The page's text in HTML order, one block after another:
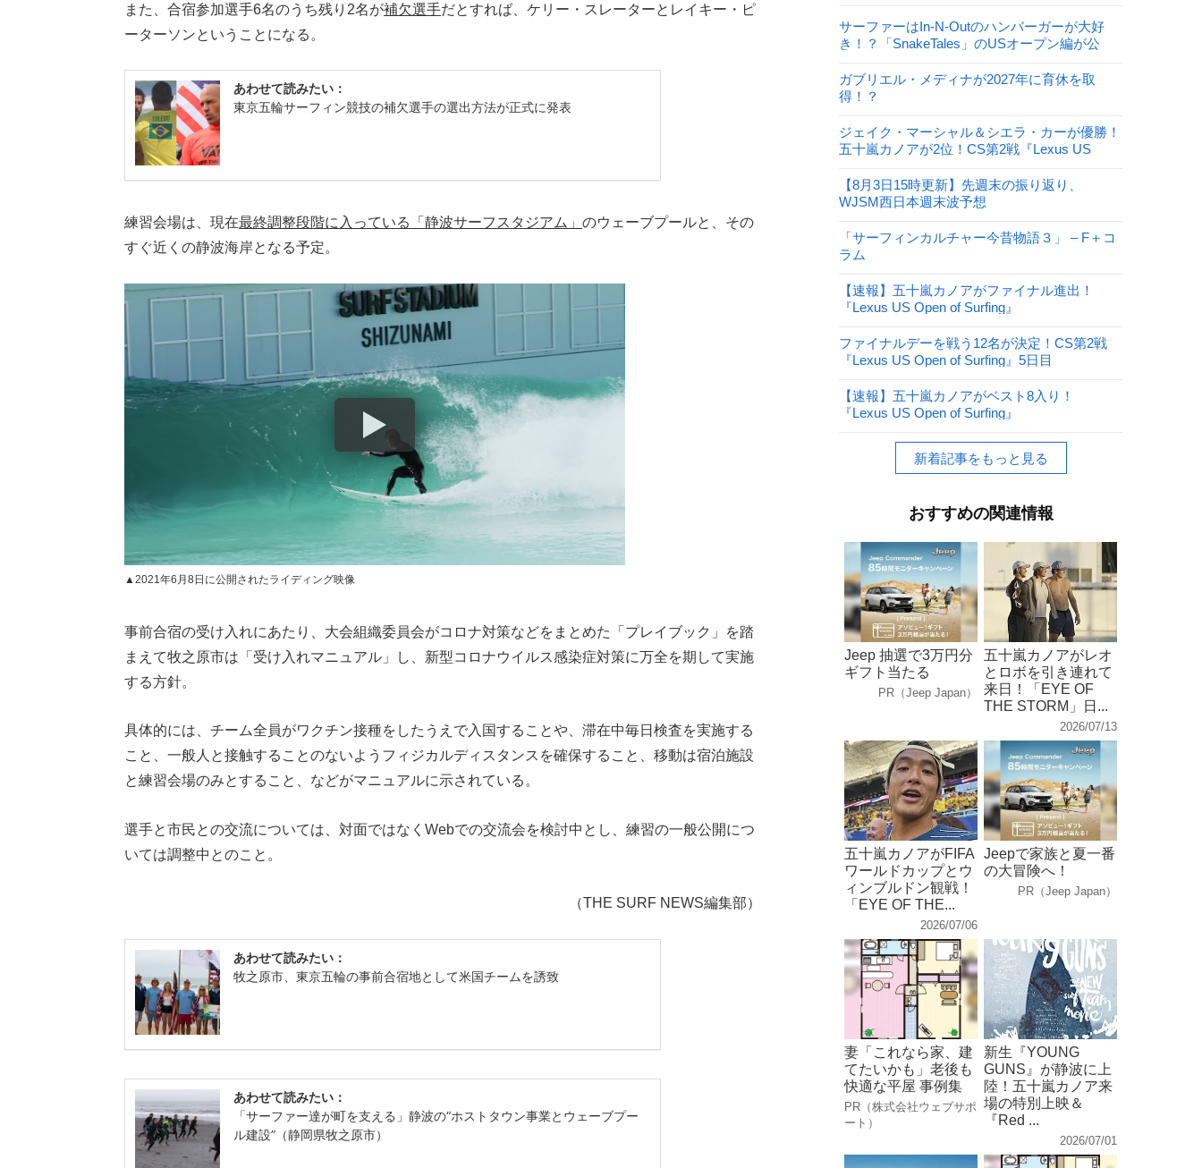
また、合宿参加選手6名のうち残り2名が補欠選手だとすれば、ケリー・スレーターとレイキー・ピ
ーターソンということになる。
練習会場は、現在最終調整段階に入っている「静波サーフスタジアム」 のウェーブプールと、その
すぐ近くの静波海岸となる予定。
▲2021年6月8日に公開されたライディング映像
事前合宿の受け入れにあたり、大会組織委員会がコロナ対策などをまとめた「プレイブック」を踏
まえて牧之原市は「受け入れマニュアル」し、新型コロナウイルス感染症対策に万全を期して実施
する方針。
具体的には、チーム全員がワクチン接種をしたうえで入国することや、滞在中毎日検査を実施する
こと、一般人と接触することのないようフィジカルディスタンスを確保すること、移動は宿泊施設
と練習会場のみとすること、などがマニュアルに示されている。
選手と市民との交流については、対面ではなくWebでの交流会を検討中とし、練習の一般公開につ
いては調整中とのこと。
（THE SURF NEWS編集部）
サーファーはIn-N-Outのハンバーガーが大好
き！？「SnakeTales」のUSオープン編が公
ガブリエル・メディナが2027年に育休を取
得！？
ジェイク・マーシャル＆シエラ・カーが優勝！
五十嵐カノアが2位！CS第2戦『Lexus US
【8月3日15時更新】先週末の振り返り、
WJSM西日本週末波予想
「サーフィンカルチャー今昔物語３」 – F＋コ
ラム
【速報】五十嵐カノアがファイナル進出！
『Lexus US Open of Surfing』
ファイナルデーを戦う12名が決定！CS第2戦
『Lexus US Open of Surfing』5日目
【速報】五十嵐カノアがベスト8入り！
『Lexus US Open of Surfing』
新着記事をもっと見る
おすすめの関連情報
Jeep 抽選で3万円分
ギフト当たる
PR（Jeep Japan）
五十嵐カノアがレオ
とロボを引き連れて
来日！「EYE OF
THE STORM」日...
2026/07/13
五十嵐カノアがFIFA
ワールドカップとウ
ィンブルドン観戦！
「EYE OF THE...
2026/07/06
Jeepで家族と夏一番
の大冒険へ！
PR（Jeep Japan）
妻「これなら家、建
てたいかも」老後も
快適な平屋 事例集
PR（株式会社ウェブサポ
ート）
新生『YOUNG
GUNS』が静波に上
陸！五十嵐カノア来
場の特別上映＆
『Red ...
2026/07/01